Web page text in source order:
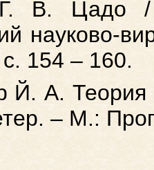
В. Цадо /
науково-
154 – 160.
Й. А. Теория
– М.: